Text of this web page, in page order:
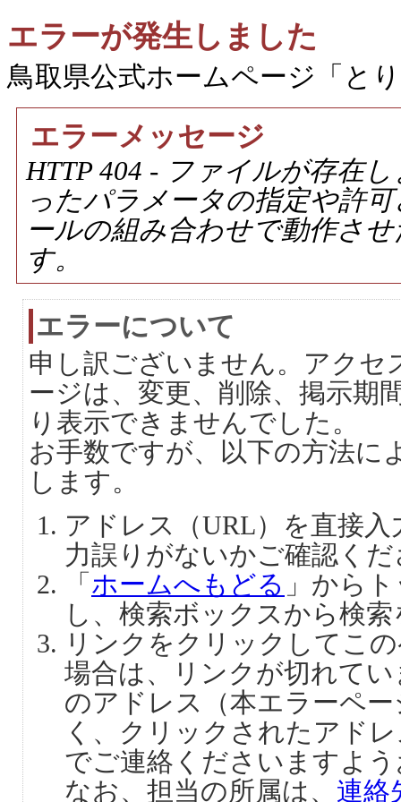
エラーが発生しました
鳥取県公式ホームページ「と
エラーメッセージ
HTTP 404 - ファイルが存在
ったパラメータの指定や許
ールの組み合わせで動作さ
す。
エラーについて
申し訳ございません。アクセ
ージは、変更、削除、掲示期
り表示できませんでした。
お手数ですが、以下の方法に
します。
アドレス（URL）を直接
力誤りがないかご確認く
「 ホームへもどる 」から
し、検索ボックスから検
リンクをクリックしてこ
場合は、リンクが切れて
のアドレス（本エラーペ
く、クリックされたアド
でご連絡くださいますよ
なお、担当の所属は、 連絡